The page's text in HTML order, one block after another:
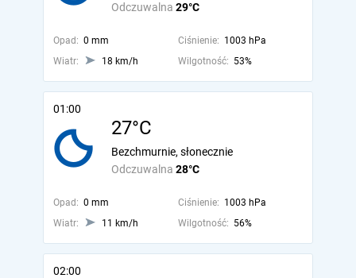
Odczuwalna 29°C
Opad: 0 mm Ciśnienie: 1003 hPa
Wiatr:
18 km/h Wilgotność: 53%
01:00
27°C
Odczuwalna 28°C
Bezchmurnie, słonecznie
Opad: 0 mm Ciśnienie: 1003 hPa
Wiatr:
11 km/h Wilgotność: 56%
02:00